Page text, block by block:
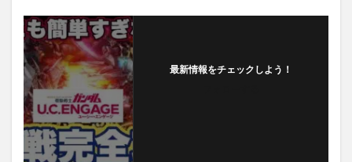
最新情報をチェックしよう！